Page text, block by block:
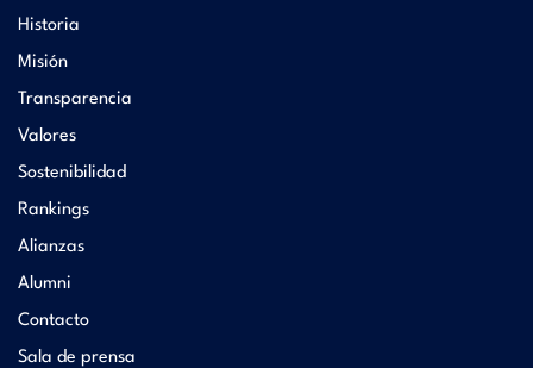
Historia
Misión
Transparencia
Valores
Sostenibilidad
Rankings
Alianzas
Alumni
Contacto
Sala de prensa